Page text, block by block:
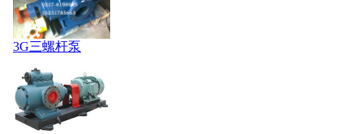
3G三螺杆泵